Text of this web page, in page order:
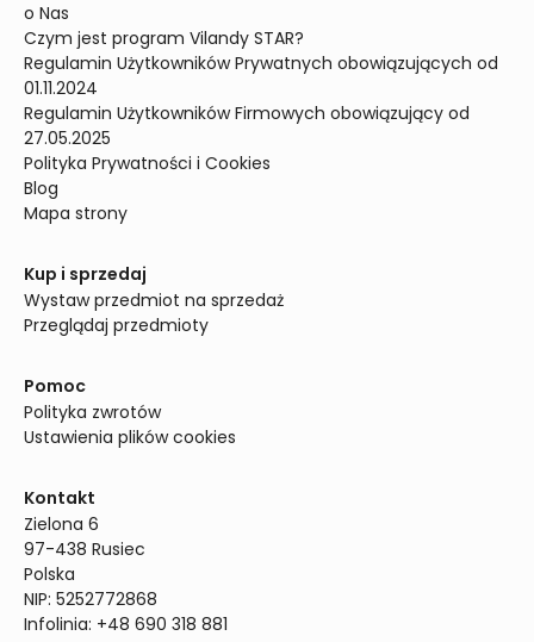
o Nas
Czym jest program Vilandy STAR?
Regulamin Użytkowników Prywatnych obowiązujących od
01.11.2024
Regulamin Użytkowników Firmowych obowiązujący od
27.05.2025
Polityka Prywatności i Cookies
Blog
Mapa strony
Kup i sprzedaj
Wystaw przedmiot na sprzedaż
Przeglądaj przedmioty
Pomoc
Polityka zwrotów
Ustawienia plików cookies
Kontakt
Zielona 6
97-438 Rusiec
Polska
NIP: 5252772868
Infolinia: +48 690 318 881